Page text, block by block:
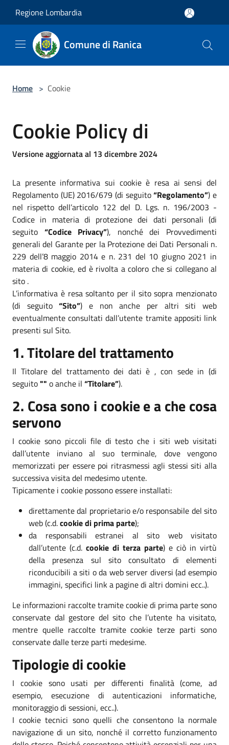
Regione Lombardia
Comune di Ranica
Home > Cookie
Cookie Policy di
Versione aggiornata al 13 dicembre 2024
La presente informativa sui cookie è resa ai sensi del
Regolamento (UE) 2016/679 (di seguito“Regolamento”) e
nel rispetto dell’articolo 122 del D. Lgs. n. 196/2003 -
Codice in materia di protezione dei dati personali (di
seguito “Codice Privacy”), nonché dei Provvedimenti
generali del Garante per la Protezione dei Dati Personali n.
229 dell’8 maggio 2014 e n. 231 del 10 giugno 2021 in
materia di cookie, ed è rivolta a coloro che si collegano al
sito .
L’informativa è resa soltanto per il sito sopra menzionato
(di seguito“Sito”) e non anche per altri siti web
eventualmente consultati dall’utente tramite appositi link
presenti sul Sito.
1. Titolare del trattamento
Il Titolare del trattamento dei dati è , con sede in (di
seguito"" o anche il “Titolare”).
2. Cosa sono i cookie e a che cosa
servono
I cookie sono piccoli file di testo che i siti web visitati
dall’utente inviano al suo terminale, dove vengono
memorizzati per essere poi ritrasmessi agli stessi siti alla
successiva visita del medesimo utente.
Tipicamente i cookie possono essere installati:
direttamente dal proprietario e/o responsabile del sito
web (c.d.cookie di prima parte);
da responsabili estranei al sito web visitato
dall’utente (c.d. cookie di terza parte) e ciò in virtù
della presenza sul sito consultato di elementi
riconducibili a siti o da web server diversi (ad esempio
immagini, specifici link a pagine di altri domini ecc..).
Le informazioni raccolte tramite cookie di prima parte sono
conservate dal gestore del sito che l’utente ha visitato,
mentre quelle raccolte tramite cookie terze parti sono
conservate dalle terze parti medesime.
Tipologie di cookie
I cookie sono usati per differenti finalità (come, ad
esempio, esecuzione di autenticazioni informatiche,
monitoraggio di sessioni, ecc..).
I cookie tecnici sono quelli che consentono la normale
navigazione di un sito, nonché il corretto funzionamento